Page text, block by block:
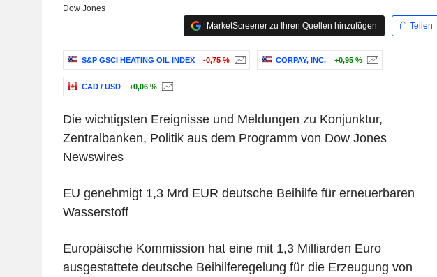
Dow Jones
MarketScreener zu Ihren Quellen hinzufügen
Teilen
S&P GSCI HEATING OIL INDEX -0,75 % CORPAY, INC. +0,95 %
CAD / USD +0,06 %
Die wichtigsten Ereignisse und Meldungen zu Konjunktur,
Zentralbanken, Politik aus dem Programm von Dow Jones
Newswires
EU genehmigt 1,3 Mrd EUR deutsche Beihilfe für erneuerbaren
Wasserstoff
Europäische Kommission hat eine mit 1,3 Milliarden Euro
ausgestattete deutsche Beihilferegelung für die Erzeugung von